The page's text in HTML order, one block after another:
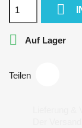

 Auf Lager
Teilen